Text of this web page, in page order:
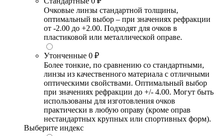
Очковые линзы стандартной толщины,
оптимальный выбор – при значениях рефракции
от -2.00 до +2.00. Подходят для очков в
пластиковой или металлической оправе.
Утонченные 0 ₽
Более тонкие, по сравнению со стандартными,
линзы из качественного материала с отличными
оптическими свойствами. Оптимальный выбор
при значениях рефракции до +/- 4.00. Могут быть
использованы для изготовления очков
практически в любую оправу (кроме оправ
нестандартных крупных или спортивных форм).
Выберите индекс